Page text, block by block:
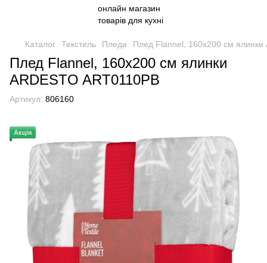
Каталог Текстиль Пледи Плед Flannel, 160х200 см ялинки
Плед Flannel, 160х200 см ялинки
ARDESTO ART0110PB
Артикул: 806160
Акція